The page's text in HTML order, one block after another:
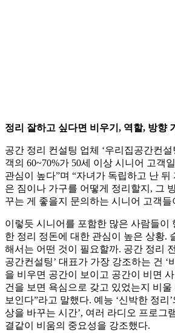
정리 잘하고 싶다면 비우기, 역할, 방향
공간 정리 컨설팅 업체 ‘우리집공간컨설
객의 60~70%가 50세 이상 시니어 고객
관심이 높다”며 “자녀가 독립하고 난
은 짐이나 가구를 어떻게 정리할지, 그
꾸는 게 좋을지 문의하는 시니어 고객들
이렇듯 시니어를 포함한 많은 사람들이
한 정리 정돈에 대한 관심이 높은 상황.
해서는 어떤 것이 필요할까. 공간 정리
공간컨설팅’ 대표가 가장 강조하는 건 ‘
을 비우면 공간이 보이고 공간이 비면
건을 보면 욕심으로 갖고 있었는지 비울
보인다”라고 말했다. 예능 ‘신박한 정리’
상을 바꾸는 시간’, 여러 라디오 프로그
결같이 비움의 중요성을 강조했다.